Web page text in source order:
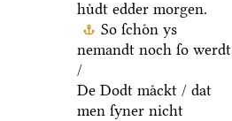
huͤdt edder morgen.
So ſchoͤn ys
nemandt noch ſo werdt
/
De Dodt maͤckt / dat
men ſyner nicht